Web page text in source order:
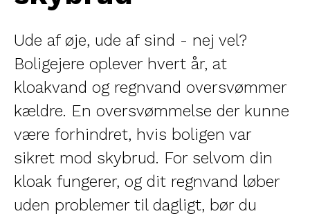
Ude af øje, ude af sind - nej vel?
Boligejere oplever hvert år, at
kloakvand og regnvand oversvømmer
kældre. En oversvømmelse der kunne
være forhindret, hvis boligen var
sikret mod skybrud. For selvom din
kloak fungerer, og dit regnvand løber
uden problemer til dagligt, bør du